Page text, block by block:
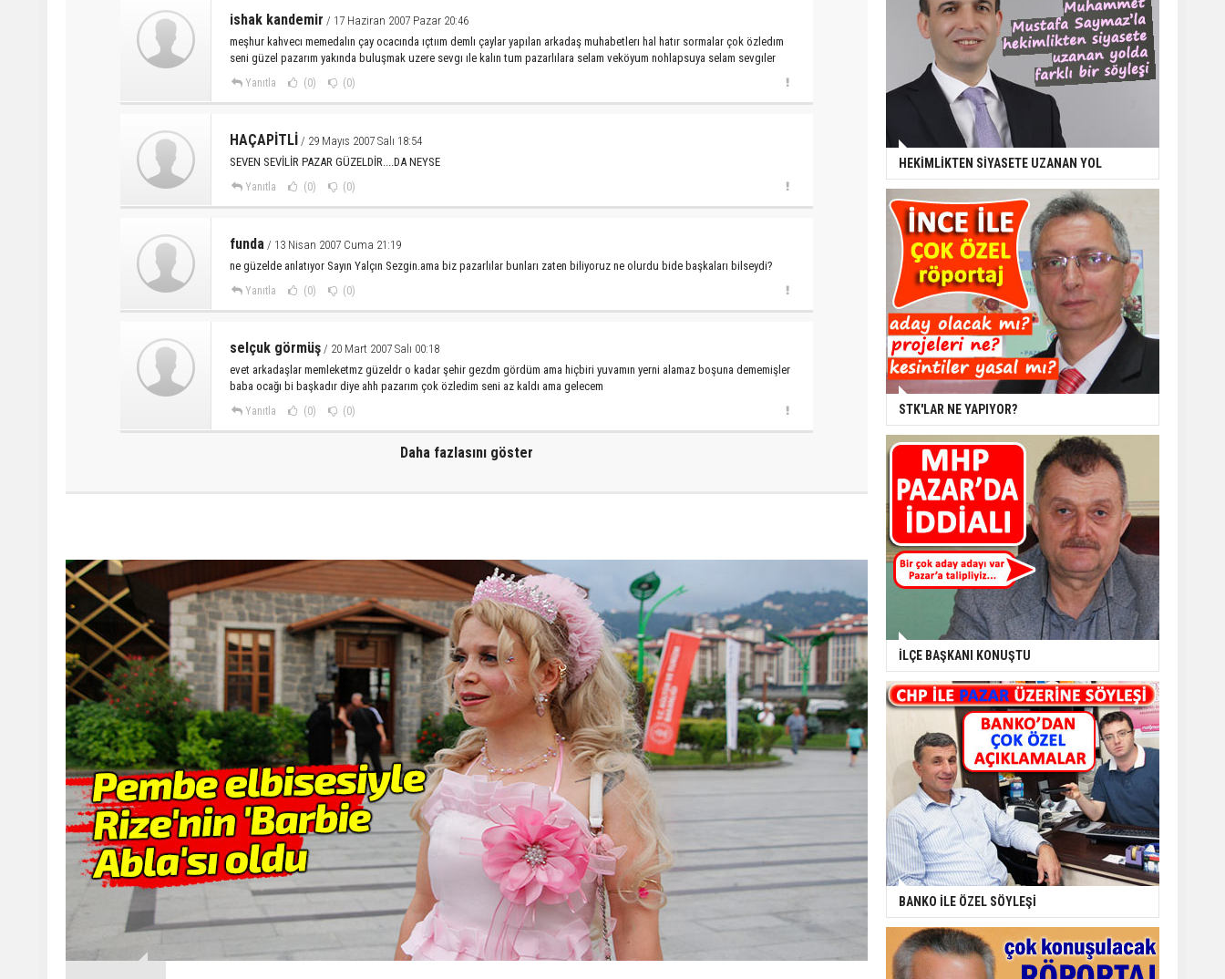
ishak kandemir / 17 Haziran 2007 Pazar 20:46
meşhur kahvecı memedalın çay ocacında ıçtıım demlı çaylar yapılan arkadaş muhabetlerı hal hatır sormalar çok özledım
seni güzel pazarım yakında buluşmak uzere sevgı ıle kalın tum pazarlılara selam veköyum nohlapsuya selam sevgıler
Yanıtla (0) (0)
HAÇAPİTLİ / 29 Mayıs 2007 Salı 18:54
SEVEN SEVİLİR PAZAR GÜZELDİR....DA NEYSE
Yanıtla (0) (0)
funda / 13 Nisan 2007 Cuma 21:19
ne güzelde anlatıyor Sayın Yalçın Sezgin.ama biz pazarlılar bunları zaten biliyoruz ne olurdu bide başkaları bilseydi?
Yanıtla (0) (0)
selçuk görmüş / 20 Mart 2007 Salı 00:18
evet arkadaşlar memleketmz güzeldr o kadar şehir gezdm gördüm ama hiçbiri yuvamın yerni alamaz boşuna dememişler
baba ocağı bi başkadır diye ahh pazarım çok özledim seni az kaldı ama gelecem
Yanıtla (0) (0)
Daha fazlasını göster
HEKİMLİKTEN SİYASETE UZANAN YOL
STK'LAR NE YAPIYOR?
İLÇE BAŞKANI KONUŞTU
BANKO İLE ÖZEL SÖYLEŞİ